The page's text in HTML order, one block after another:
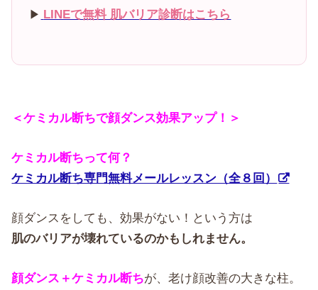
▶ LINEで無料 肌バリア診断はこちら
＜ケミカル断ちで顔ダンス効果アップ！＞
ケミカル断ちって何？
ケミカル断ち専門無料メールレッスン（全８回）
顔ダンスをしても、効果がない！という方は
肌のバリアが壊れているのかもしれません。
顔ダンス＋ケミカル断ちが、老け顔改善の大きな柱。